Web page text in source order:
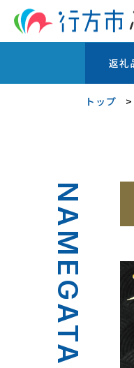
返礼
トップ
NAMEGATA